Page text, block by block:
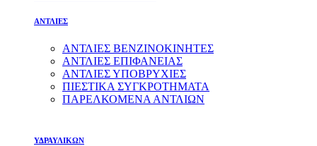
ΑΝΤΛΙΕΣ
ΑΝΤΛΙΕΣ ΒΕΝΖΙΝΟΚΙΝΗΤΕΣ
ΑΝΤΛΙΕΣ ΕΠΙΦΑΝΕΙΑΣ
ΑΝΤΛΙΕΣ ΥΠΟΒΡΥΧΙΕΣ
ΠΙΕΣΤΙΚΑ ΣΥΓΚΡΟΤΗΜΑΤΑ
ΠΑΡΕΛΚΟΜΕΝΑ ΑΝΤΛΙΩΝ
ΥΔΡΑΥΛΙΚΩΝ